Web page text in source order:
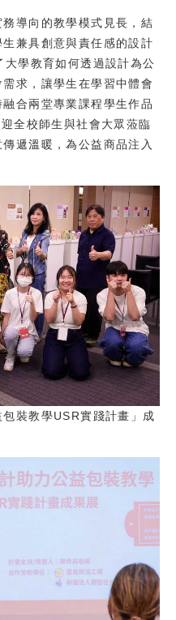
導向的教學模式見長，結
兼具創意與責任感的設計
學教育如何透過設計為公
求，讓學生在學習中體會
合兩堂專業課程學生作品
全校師生與社會大眾蒞臨
遞溫暖，為公益商品注入
裝教學USR實踐計畫」成